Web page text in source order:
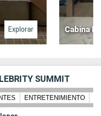
Explorar Cabina
SUMMIT
ENTRETENIMIENTO